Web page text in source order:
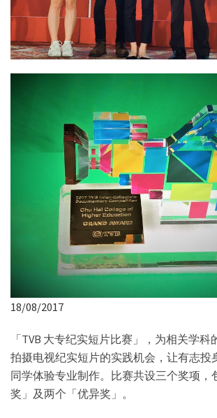
18/08/2017
「TVB 大专纪实短片比赛」，为相关学
拍摄电视纪实短片的实践机会，让有志投
同学体验专业制作。比赛共设三个奖项，
奖」及两个「优异奖」。